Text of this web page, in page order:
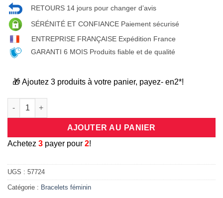
RETOURS 14 jours pour changer d’avis
SÉRÉNITÉ ET CONFIANCE Paiement sécurisé
ENTREPRISE FRANÇAISE Expédition France
GARANTI 6 MOIS Produits fiable et de qualité
🎁 Ajoutez 3 produits à votre panier, payez- en2*!
quantité de Bracelet médaillon Best mama avec perles en
AJOUTER AU PANIER
Achetez 3 payer pour 2!
UGS : 57724
Catégorie : Bracelets féminin